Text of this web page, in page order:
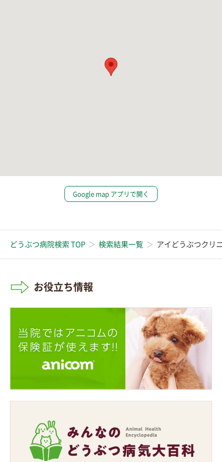
Google map アプリで開く
どうぶつ病院検索 TOP 検索結果一覧 アイどうぶつクリ
お役立ち情報